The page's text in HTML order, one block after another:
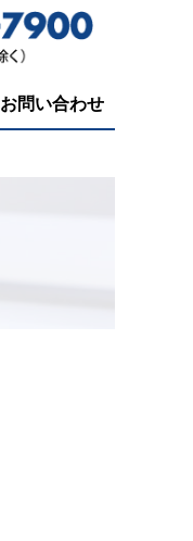
お問い合わせ